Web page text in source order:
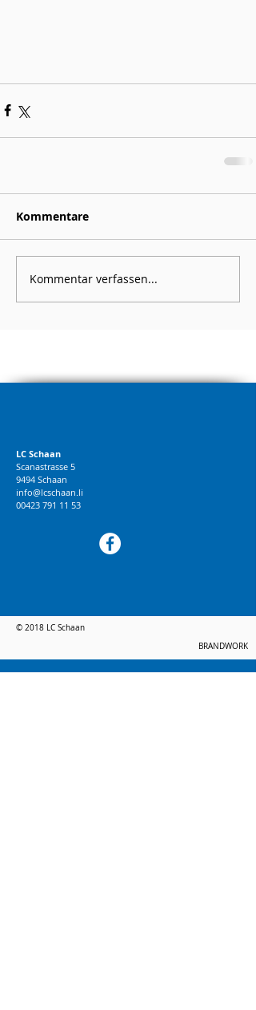
Kommentare
Kommentar verfassen...
LC Schaan
Scanastrasse 5
9494 Schaan
info@lcschaan.li
00423 791 11 53
© 2018 LC Schaan
BRANDWORK